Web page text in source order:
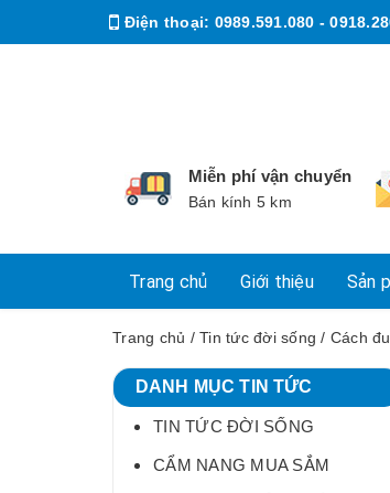
Điện thoại: 0989.591.080 -
Miễn phí vận chuyển
Bán kính 5 km
Trang chủ Giới thiệu Sản
Trang chủ / Tin tức đời sống / Cách
DANH MỤC TIN TỨC
TIN TỨC ĐỜI SỐNG
CẨM NANG MUA SẮM